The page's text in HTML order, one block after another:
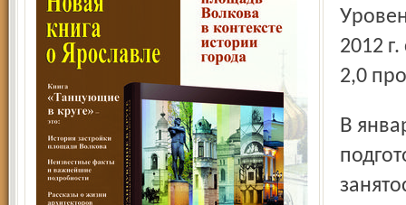
Уровень регистрируемой безработицы на конец сентября
2012
2,0
В январе – сентябре 2012 г. профессиональную